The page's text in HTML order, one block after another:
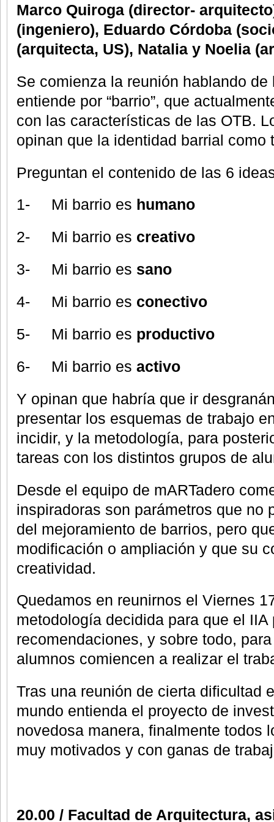
Marco Quiroga (director-
(ingeniero), Eduardo Córdoba
(arquitecta, US), Natalia y Noelia
Se comienza la reunión hablando
entiende por “barrio”, que
con las características de las OTB.
opinan que la identidad barrial como
Preguntan el contenido de las 6
1- Mi barrio es humano
2- Mi barrio es creativo
3- Mi barrio es sano
4- Mi barrio es conectivo
5- Mi barrio es productivo
6- Mi barrio es activo
Y opinan que habría que ir
presentar los esquemas de trabajo
incidir, y la metodología, para
tareas con los distintos grupos de
Desde el equipo de mARTadero
inspiradoras son parámetros que no
del mejoramiento de barrios, pero
modificación o ampliación y que su
creatividad.
Quedamos en reunirnos el Viernes
metodología decidida para que el
recomendaciones, y sobre todo,
alumnos comiencen a realizar el
Tras una reunión de cierta dificultad
mundo entienda el proyecto de
novedosa manera, finalmente todos
muy motivados y con ganas de
20.00 / Facultad de Arquitectura,